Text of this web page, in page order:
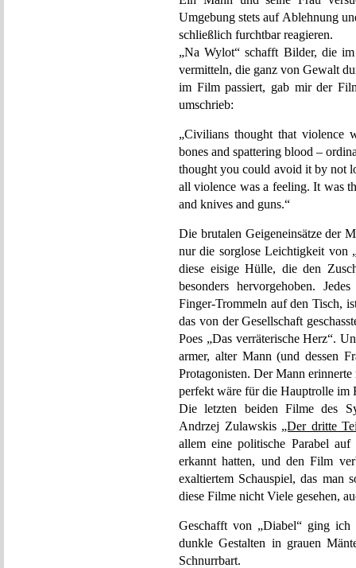
Umgebung stets auf Ablehnung
schließlich furchtbar reagieren.
„Na Wylot“ schafft Bilder, die
vermitteln, die ganz von Gewalt
im Film passiert, gab mir der
umschrieb:
„Civilians thought that violence
bones and spattering blood –
thought you could avoid it by not
all violence was a feeling. It was
and knives and guns.“
Die brutalen Geigeneinsätze der
nur die sorglose Leichtigkeit von
diese eisige Hülle, die den
besonders hervorgehoben.
Finger-Trommeln auf den Tisch,
das von der Gesellschaft
Poes „Das verräterische Herz“.
armer, alter Mann (und dessen
Protagonisten. Der Mann
perfekt wäre für die Hauptrolle im
Die letzten beiden Filme des
Andrzej Zulawskis „Der dritte
allem eine politische Parabel
erkannt hatten, und den Film
exaltiertem Schauspiel, das
diese Filme nicht Viele gesehen,
Geschafft von „Diabel“ ging
dunkle Gestalten in grauen
Schnurrbart.